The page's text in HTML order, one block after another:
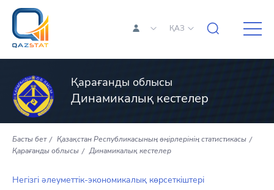
ҚАЗ
Қарағанды облысы
Динамикалық кестелер
Басты бет
Қазақстан Республикасының өңірлерінің статистикасы
Қарағанды облысы
Динамикалық кестелер
Негізгі әлеуметтік-экономикалық көрсеткіштері